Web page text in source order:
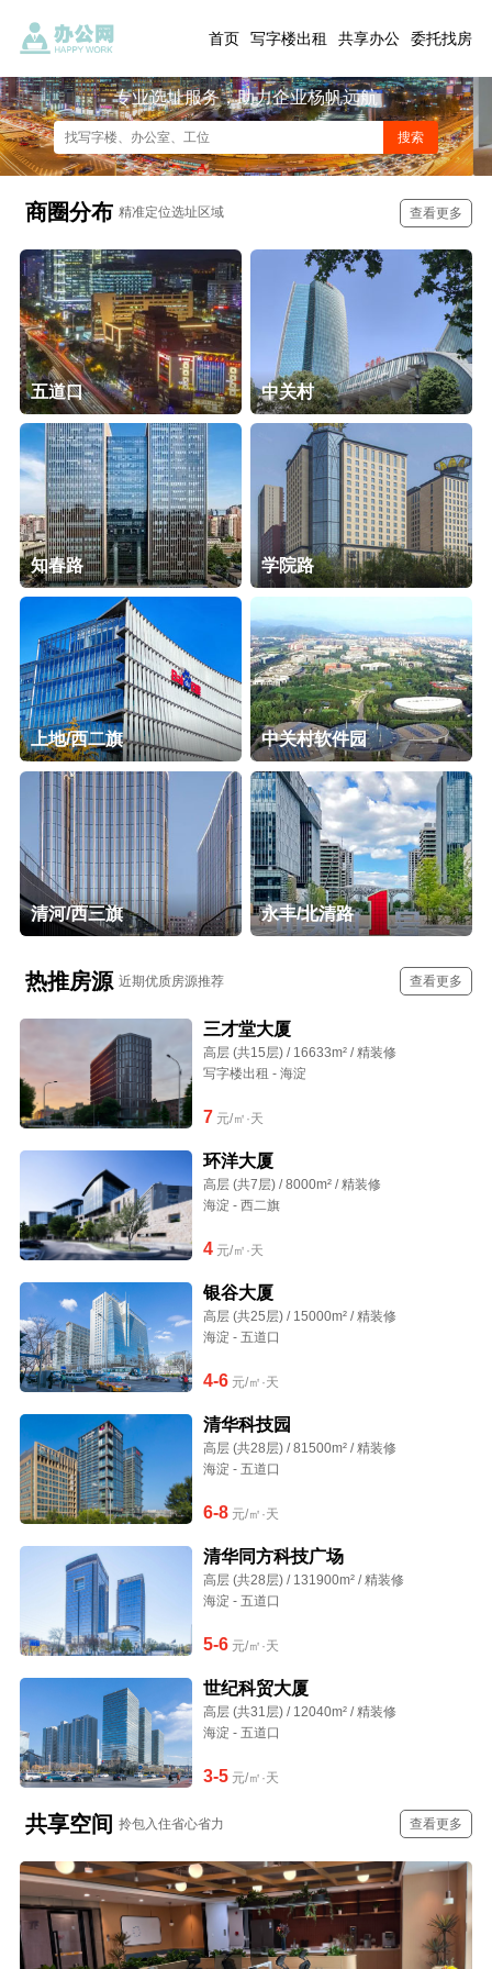
首页 写字楼出租 共享办公 委托找房
专业选址服务，助力企业杨帆远航
商圈分布 精准定位选址区域 查看更多
五道口 中关村
知春路 学院路
上地/西二旗 中关村软件园
清河/西三旗 永丰/北清路
热推房源 近期优质房源推荐 查看更多
三才堂大厦
高层 (共15层) / 16633m² / 精装修
写字楼出租 - 海淀
7 元/㎡·天
环洋大厦
高层 (共7层) / 8000m² / 精装修
海淀 - 西二旗
4元/㎡·天
银谷大厦
高层 (共25层) / 15000m² / 精装修
海淀 - 五道口
4-6元/㎡·天
清华科技园
高层 (共28层) / 81500m² / 精装修
海淀 - 五道口
6-8元/㎡·天
清华同方科技广场
高层 (共28层) / 131900m² / 精装修
海淀 - 五道口
5-6元/㎡·天
世纪科贸大厦
高层 (共31层) / 12040m² / 精装修
海淀 - 五道口
3-5元/㎡·天
共享空间 拎包入住省心省力 查看更多